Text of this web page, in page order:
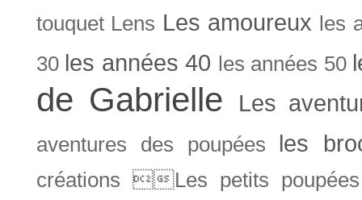
touquet Lens Les amoureux les
30 les années 40 les années 50
de Gabrielle Les
aventures des poupées les
créations Les petits